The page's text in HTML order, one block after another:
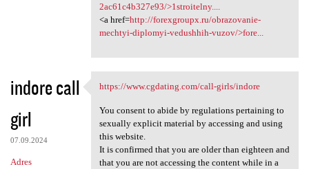
2ac61c4b327e93/>1stroitelny....
<a href=http://forexgroupx.ru/obrazovanie-
mechtyi-diplomyi-vedushhih-vuzov/>fore...
indore call
girl
07.09.2024
Adres
https://www.cgdating.com/call
https://www.cgdating.com/call-girls/indore
You consent to abide by regulations pertaining to
sexually explicit material by accessing and using
this website.
It is confirmed that you are older than eighteen and
that you are not accessing the content while in a